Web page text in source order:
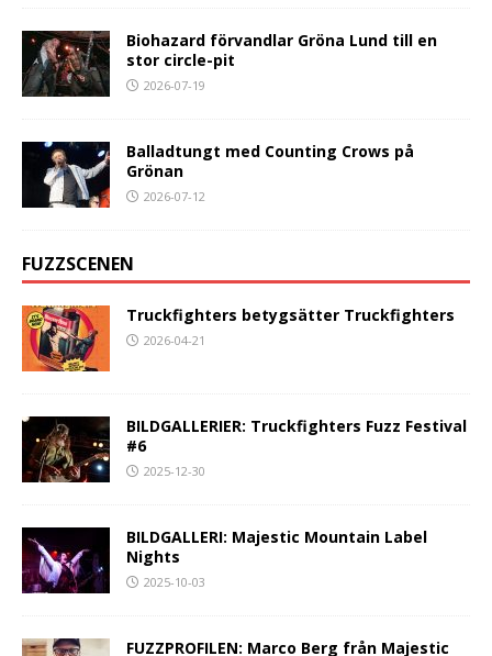
Biohazard förvandlar Gröna Lund till en
stor circle-pit
2026-07-19
Balladtungt med Counting Crows på
Grönan
2026-07-12
FUZZSCENEN
Truckfighters betygsätter Truckfighters
2026-04-21
BILDGALLERIER: Truckfighters Fuzz Festival
#6
2025-12-30
BILDGALLERI: Majestic Mountain Label
Nights
2025-10-03
FUZZPROFILEN: Marco Berg från Majestic